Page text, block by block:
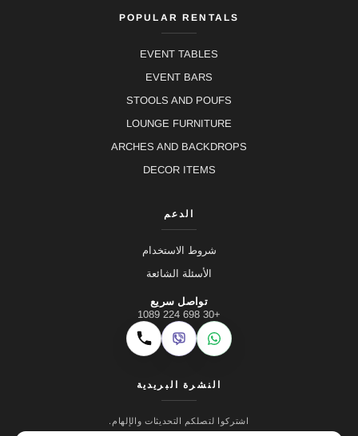
POPULAR RENTALS
EVENT TABLES
EVENT BARS
STOOLS AND POUFS
LOUNGE FURNITURE
ARCHES AND BACKDROPS
DECOR ITEMS
الدعم
شروط الاستخدام
الأسئلة الشائعة
تواصل سريع
+30 698 224 1089
WhatsApp
Viber اتصال
النشرة البريدية
اشتركوا لتصلكم التحديثات والإلهام.